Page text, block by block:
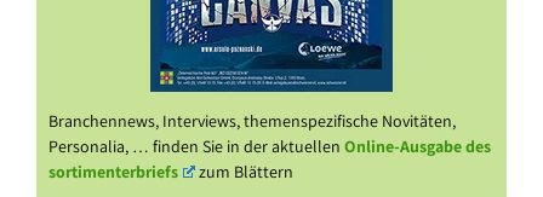
Branchennews, Interviews, themenspezifische Novitäten,
Personalia, … finden Sie in der aktuellen Online-Ausgabe des
sortimenterbriefs
zum Blättern